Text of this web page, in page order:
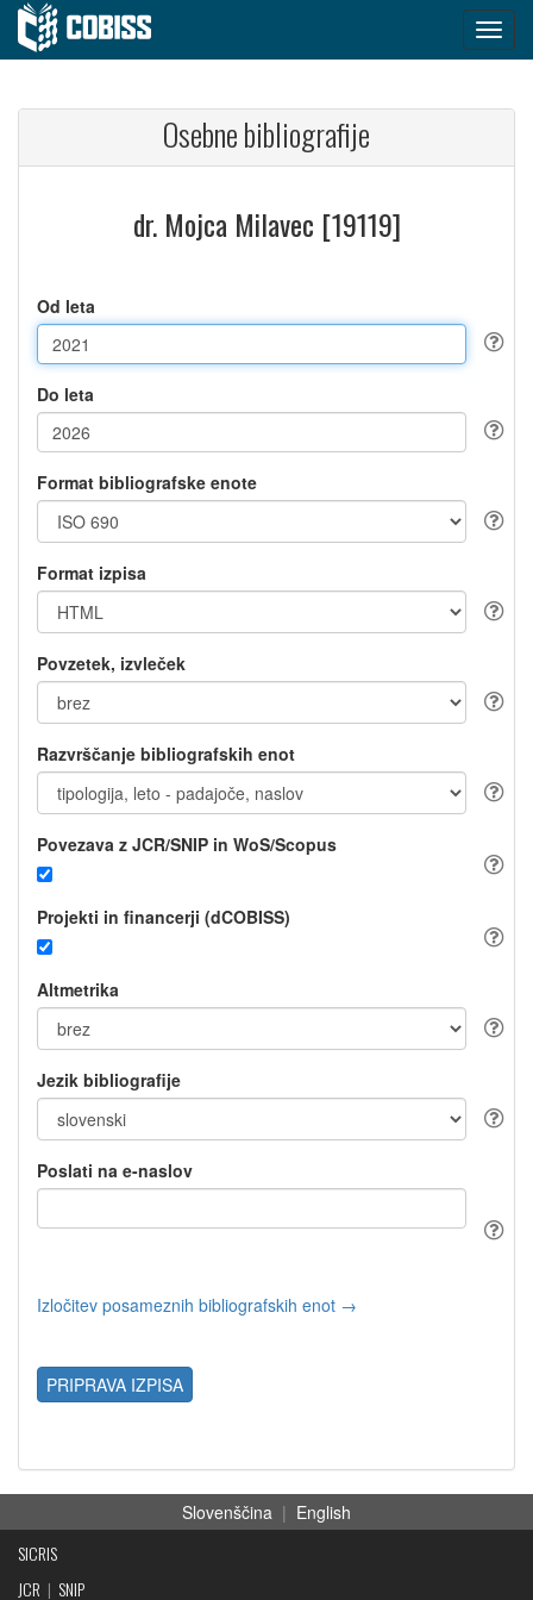
Osebne bibliografije
dr. Mojca Milavec [19119]
Od leta
Do leta
Format bibliografske enote
Format izpisa
Povzetek, izvleček
Razvrščanje bibliografskih enot
Povezava z JCR/SNIP in WoS/Scopus
Projekti in financerji (dCOBISS)
Altmetrika
Jezik bibliografije
Poslati na e-naslov
Izločitev posameznih bibliografskih enot →
PRIPRAVA IZPISA
Slovenščina | English
SICRIS
JCR | SNIP